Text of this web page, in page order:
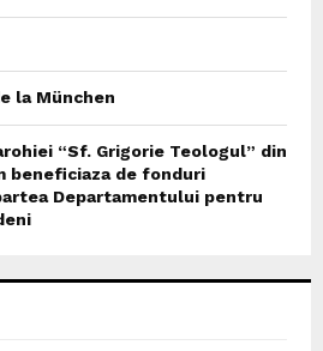
la München
“Sf. Grigorie Teologul” din
beneficiaza de fonduri
Departamentului pentru